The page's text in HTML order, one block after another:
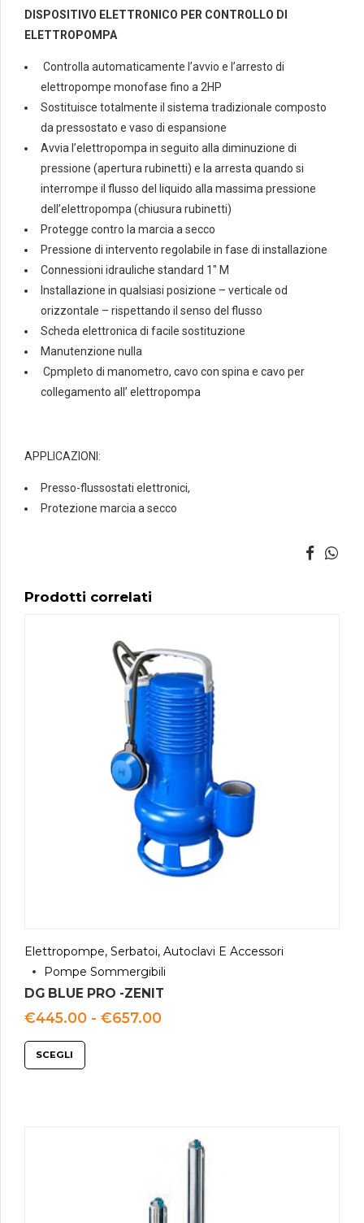
PRESSOFLUSSOSTATO
quantità
DISPOSITIVO ELETTRONICO PER CONTROLLO DI
ELETTROPOMPA
Controlla automaticamente l’avvio e l’arresto di
elettropompe monofase fino a 2HP
Sostituisce totalmente il sistema tradizionale composto
da pressostato e vaso di espansione
Avvia l’elettropompa in seguito alla diminuzione di
pressione (apertura rubinetti) e la arresta quando si
interrompe il flusso del liquido alla massima pressione
dell’elettropompa (chiusura rubinetti)
Protegge contro la marcia a secco
Pressione di intervento regolabile in fase di installazione
Connessioni idrauliche standard 1″ M
Installazione in qualsiasi posizione – verticale od
orizzontale – rispettando il senso del flusso
Scheda elettronica di facile sostituzione
Manutenzione nulla
Cpmpleto di manometro, cavo con spina e cavo per
collegamento all’ elettropompa
APPLICAZIONI:
Presso-flussostati elettronici,
Protezione marcia a secco
Prodotti correlati
Elettropompe, Serbatoi, Autoclavi E Accessori
Pompe Sommergibili
DG BLUE PRO -ZENIT
€445.00 - €657.00Fascia
SCEGLI